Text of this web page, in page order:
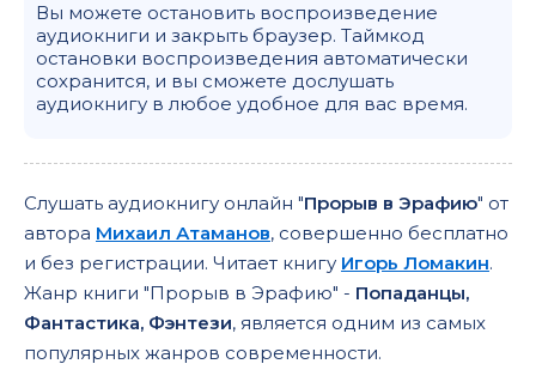
Вы можете остановить воспроизведение
аудиокниги и закрыть браузер. Таймкод
остановки воспроизведения автоматически
сохранится, и вы сможете дослушать
аудиокнигу в любое удобное для вас время.
Слушать аудиокнигу онлайн "Прорыв в Эрафию" от
автора Михаил Атаманов, совершенно бесплатно
и без регистрации. Читает книгу Игорь Ломакин.
Жанр книги "Прорыв в Эрафию" - Попаданцы,
Фантастика, Фэнтези, является одним из самых
популярных жанров современности.